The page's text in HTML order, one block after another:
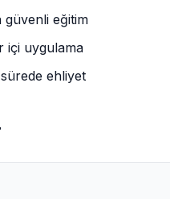
eğitim
içi uygulama
ehliyet